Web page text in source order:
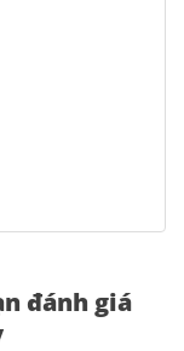
đánh giá